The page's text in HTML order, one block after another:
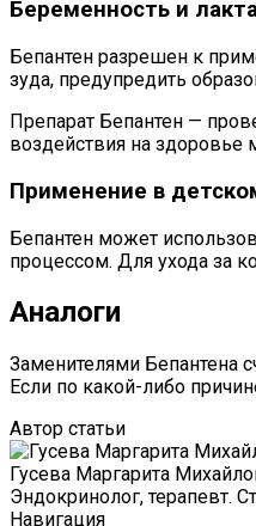
Беременность и
Бепантен разрешен к
зуда, предупредить
Препарат Бепантен —
воздействия на здоровье
Применение в
Бепантен может
процессом. Для ухода за
Аналоги
Заменителями Бепантена
Если по какой-либо
Автор статьи
Гусева Маргарита
Эндокринолог, терапевт.
Навигация